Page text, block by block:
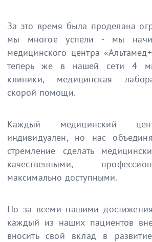
За это время была проделана
мы многое успели - мы
медицинского центра
теперь же в нашей сети 4
клиники, медицинская
скорой помощи.
Каждый медицинский
индивидуален, но нас
стремление сделать
качественными,
максимально доступными.
Но за всеми нашими
каждый из наших пациентов
вносить свой вклад в